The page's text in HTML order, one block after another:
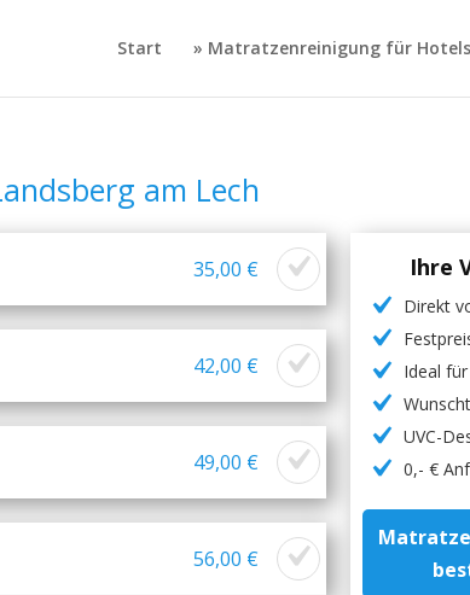
Start » Matratzenreinigung für
am Lech
35,00 €
42,00 €
49,00 €
56,00 €
Ihre
Direkt
Ideal
UVC-
0,- €